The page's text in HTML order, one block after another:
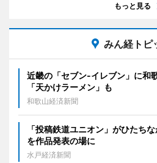
もっと見る
みん経トピ
近畿の「セブン-イレブン」に
「天かけラーメン」も
和歌山経済新聞
「投稿鉄道ユニオン」がひたち
を作品発表の場に
水戸経済新聞